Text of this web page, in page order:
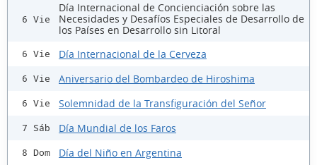
6 Vie
Día Internacional de Concienciación sobre las
Necesidades y Desafíos Especiales de Desarrollo de
los Países en Desarrollo sin Litoral
6 Vie Día Internacional de la Cerveza
6 Vie Aniversario del Bombardeo de Hiroshima
6 Vie Solemnidad de la Transfiguración del Señor
7 Sáb Día Mundial de los Faros
8 Dom Día del Niño en Argentina